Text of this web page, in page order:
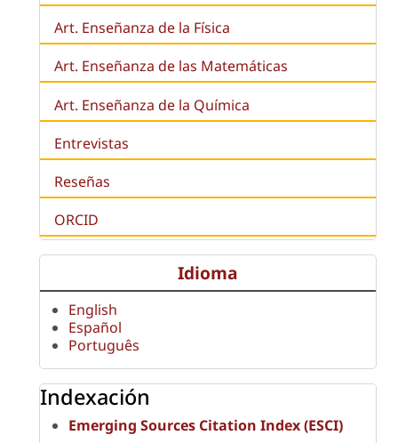
Art. Enseñanza de la Física
Art. Enseñanza de las Matemáticas
Art. Enseñanza de la Química
Entrevistas
Reseñas
ORCID
Idioma
English
Español
Português
Indexación
Emerging Sources Citation Index (ESCI)